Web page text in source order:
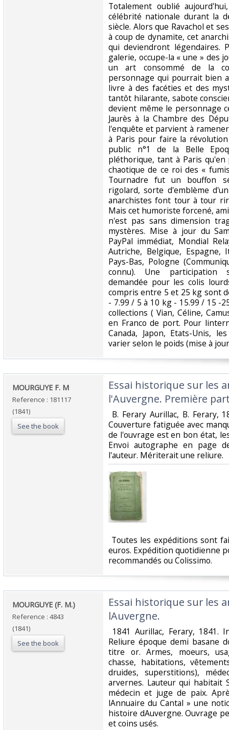
‎Totalement oublié
célébrité nationale durant la
siècle. Alors que Ravachol et
à coup de dynamite, cet
qui deviendront légendaires.
galerie, occupe-la « une » des
un art consommé de la
personnage qui pourrait bien
livre à des facéties et des
tantôt hilarante, sabote
devient même le personnage
Jaurès à la Chambre des
l'enquête et parvient à
à Paris pour faire la
public n°1 de la Belle
pléthorique, tant à Paris
chaotique de ce roi des «
Tournadre fut un bouffon
rigolard, sorte d'emblème
anarchistes font tour à tour
Mais cet humoriste forcené,
n'est pas sans dimension
mystères. Mise à jour du
PayPal immédiat, Mondial
Autriche, Belgique, Espagne,
Pays-Bas, Pologne
connu). Une participation
demandée pour les colis
compris entre 5 et 25 kg sont
- 7.99 / 5 à 10 kg - 15.99 / 15 -
collections ( Vian, Céline,
en Franco de port. Pour
Canada, Japon, Etats-Unis,
varier selon le poids (mise à
‎MOURGUYE F. M‎
Reference : 181117
(1841)
See the book
‎Essai historique sur les
l'Auvergne. Première
B. Ferary Aurillac, B. Ferary,
Couverture fatiguée avec
de l'ouvrage est en bon état,
Envoi autographe en page
l'auteur. Mériterait une reliure.‎
Toutes les expéditions sont
euros. Expédition quotidienne
recommandés ou Colissimo. ‎
‎MOURGUYE (F. M.)‎
Reference : 4843
(1841)
See the book
‎Essai historique sur les
lAuvergne. ‎
1841 Aurillac, Ferary, 1841.
Reliure époque demi basane
titre or. Armes, moeurs,
chasse, habitations,
druides, superstitions),
arvernes. Lauteur qui habitait
médecin et juge de paix.
lAnnuaire du Cantal » une
histoire dAuvergne. Ouvrage
et coins usés. ‎